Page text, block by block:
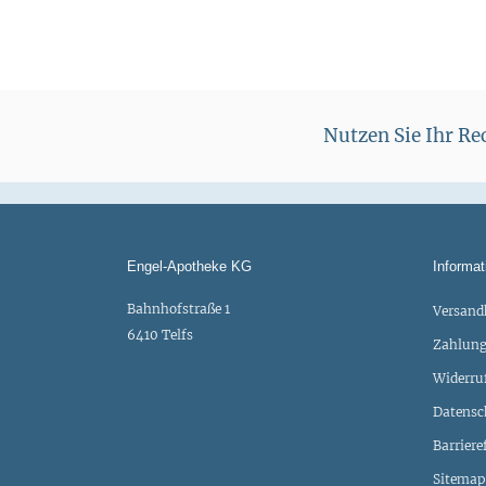
Nutzen Sie Ihr
Engel-Apotheke KG
Bahnhofstraße 1
6410 Telfs
Sitemap